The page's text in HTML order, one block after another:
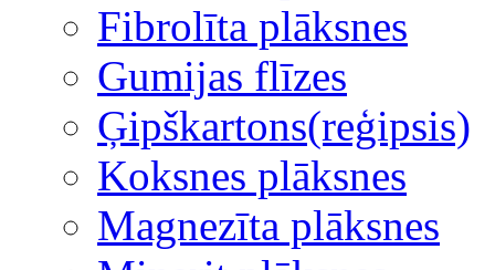
Fibrolīta plāksnes
Gumijas flīzes
Ģipškartons(reģipsis)
Koksnes plāksnes
Magnezīta plāksnes